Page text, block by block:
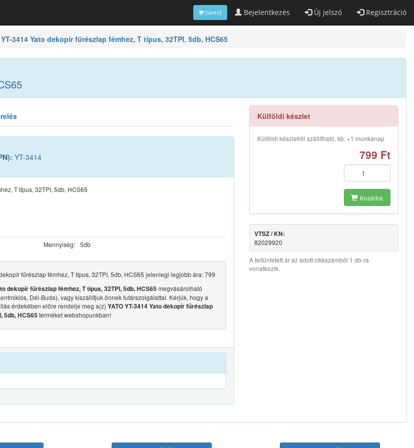
Bejelentkezés Új jelszó Regisztráció
(üres)
YT-3414 Yato dekopír fűrészlap fémhez, T típus, 32TPI, 5db, HCS65
YT-3414
T típus, 32TPI, 5db, HCS65
Mennyiség: 5db
fűrészlap fémhez, T típus, 32TPI, 5db, HCS65 jelenlegi legjobb ára: 799
dekopír fűrészlap fémhez, T típus, 32TPI, 5db, HCS65 megvásárolható
Dél-Buda), vagy kiszállítjuk önnek futárszolgálattal. Kérjük, hogy a
érdekében előre rendelje meg a(z) YATO YT-3414 Yato dekopír fűrészlap
5db, HCS65 terméket webshopunkban!
Külföldi készlet
Külföldi készletről szállítható, kb. +1 munkanap
799 Ft
Kosárba
VTSZ / KN:
82029920
A feltüntetett ár az adott cikkszámból 1 db-ra
vonatkozik.